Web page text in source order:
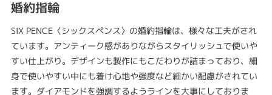
婚約指輪
SIX PENCE〈シックスペンス〉の婚約指輪は、様々な工夫がされ
ています。アンティーク感がありながらスタイリッシュで使いや
すい仕上がり。デザインも製作にもこだわりが詰まっており、細
身で使いやすい中にも着け心地や強度など細かい配慮がされてい
ます。ダイアモンドを強調するようラインを大事にしておりま